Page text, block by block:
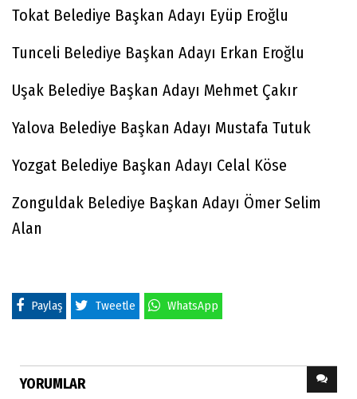
Tokat Belediye Başkan Adayı Eyüp Eroğlu
Tunceli Belediye Başkan Adayı Erkan Eroğlu
Uşak Belediye Başkan Adayı Mehmet Çakır
Yalova Belediye Başkan Adayı Mustafa Tutuk
Yozgat Belediye Başkan Adayı Celal Köse
Zonguldak Belediye Başkan Adayı Ömer Selim
Alan
Paylaş Tweetle WhatsApp
YORUMLAR